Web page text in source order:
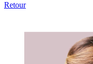
Retour